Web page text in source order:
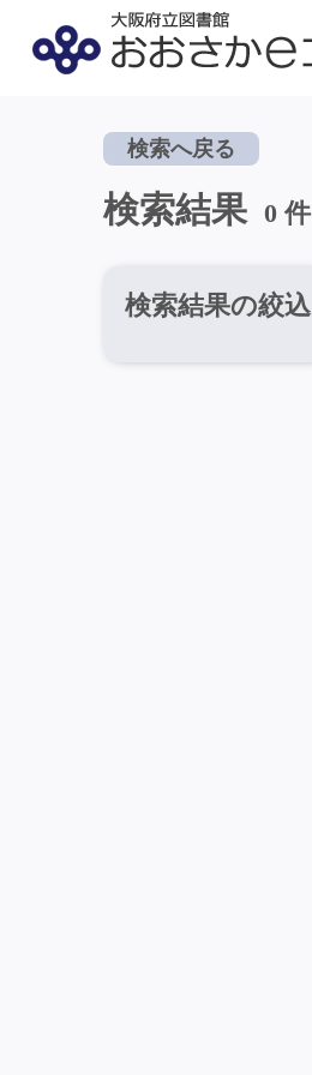
検索へ戻る
検索結果 0 件
検索結果の絞込